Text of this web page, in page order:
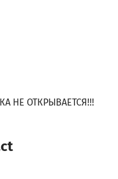
НЕ ОТКРЫВАЕТСЯ!!!